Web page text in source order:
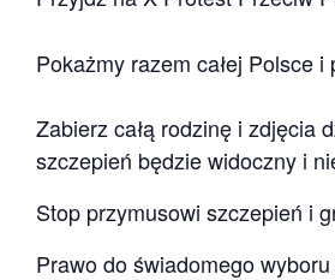
Pokażmy razem całej Polsce
Zabierz całą rodzinę i zdjęcia
szczepień będzie widoczny i
Stop przymusowi szczepień i
Prawo do świadomego